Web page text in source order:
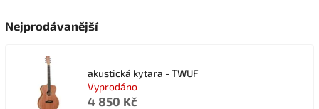
Nejprodávanější
akustická kytara - TWUF
Vyprodáno
4 850 Kč